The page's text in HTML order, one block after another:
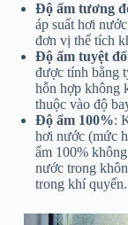
Độ ẩm tương
áp suất hơi
đơn vị thể tích
Độ ẩm tuyệt
được tính bằng
hỗn hợp không
thuộc vào độ
Độ ẩm 100%:
hơi nước (mức
ẩm 100%
nước trong
trong khí quyển.